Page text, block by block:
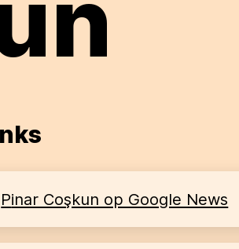
Pinar Coşkun op Google News